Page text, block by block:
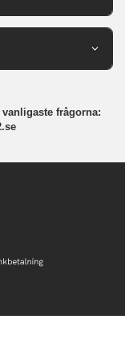
frågorna: